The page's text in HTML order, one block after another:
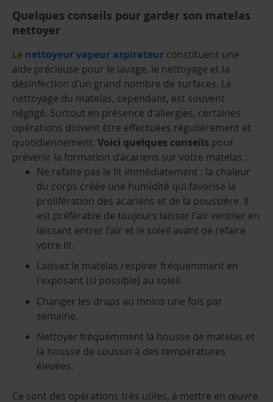
Quelques conseils pour garder son matelas
nettoyer
Le nettoyeur vapeur aspirateur constituent une
aide précieuse pour le lavage, le nettoyage et la
désinfection d’un grand nombre de surfaces. Le
nettoyage du matelas, cependant, est souvent
négligé. Surtout en présence d'allergies, certaines
opérations doivent être effectuées régulièrement et
quotidiennement. Voici quelques conseils pour
prévenir la formation d’acariens sur votre matelas :
Ne refaite pas le lit immédiatement : la chaleur
du corps créée une humidité qui favorise la
prolifération des acariens et de la poussière. Il
est préférable de toujours laisser l'air ventiler en
laissant entrer l'air et le soleil avant de refaire
votre lit.
Laissez le matelas respirer fréquemment en
l'exposant (si possible) au soleil.
Changer les draps au moins une fois par
semaine.
Nettoyer fréquemment la housse de matelas et
la housse de coussin à des températures
élevées.
Ce sont des opérations très utiles, à mettre en œuvre